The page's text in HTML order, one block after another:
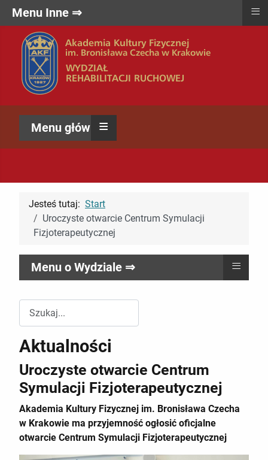
Menu główne ⇒
≡
Jesteś tutaj: Start
Uroczyste otwarcie Centrum Symulacji
Fizjoterapeutycznej
Menu o Wydziale ⇒ ≡
Aktualności
Uroczyste otwarcie Centrum
Symulacji Fizjoterapeutycznej
Akademia Kultury Fizycznej im. Bronisława Czecha
w Krakowie ma przyjemność ogłosić oficjalne
otwarcie Centrum Symulacji Fizjoterapeutycznej
Menu Inne ⇒ ≡